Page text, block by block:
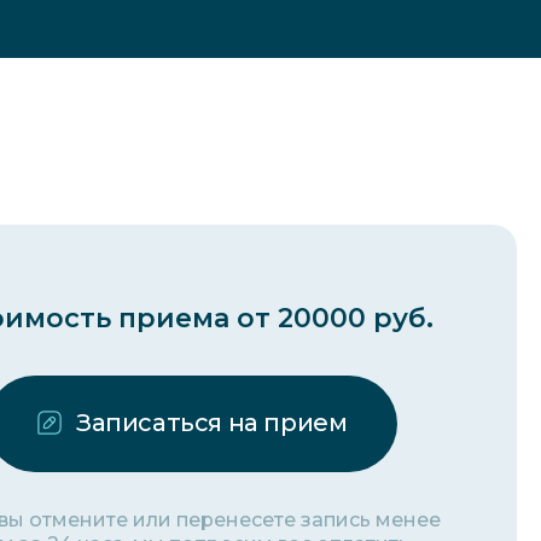
приема от 20000 руб.
Записаться на прием
отмените или перенесете запись менее